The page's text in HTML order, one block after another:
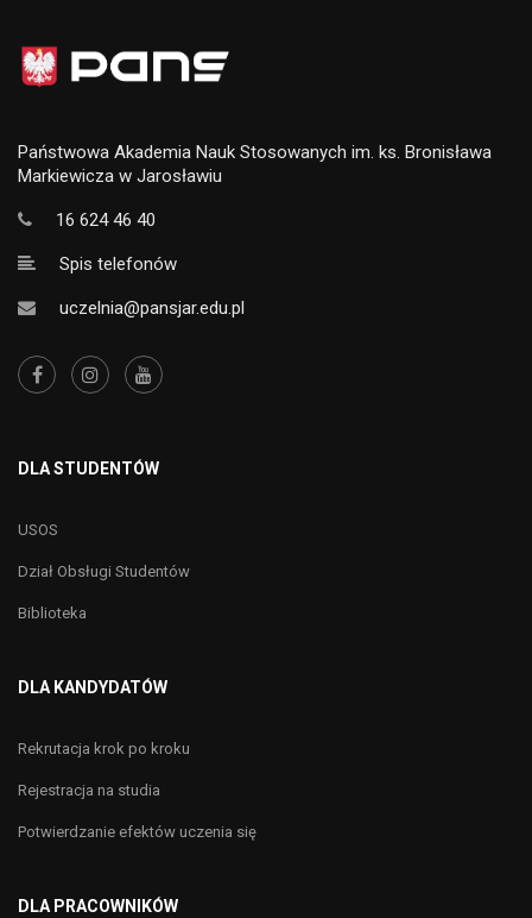
Państwowa Akademia Nauk Stosowanych im. ks. Bronisława
Markiewicza w Jarosławiu
16 624 46 40
Spis telefonów
uczelnia@pansjar.edu.pl
DLA STUDENTÓW
USOS
Dział Obsługi Studentów
Biblioteka
DLA KANDYDATÓW
Rekrutacja krok po kroku
Rejestracja na studia
Potwierdzanie efektów uczenia się
DLA PRACOWNIKÓW